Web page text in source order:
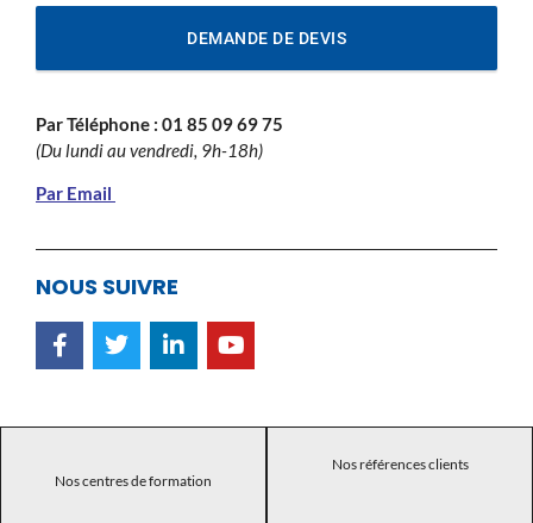
DEMANDE DE DEVIS
Par Téléphone : 01 85 09 69 75
(Du lundi au vendredi, 9h-18h)
Par Email
NOUS SUIVRE
Nos centres de formation
Nos références clients